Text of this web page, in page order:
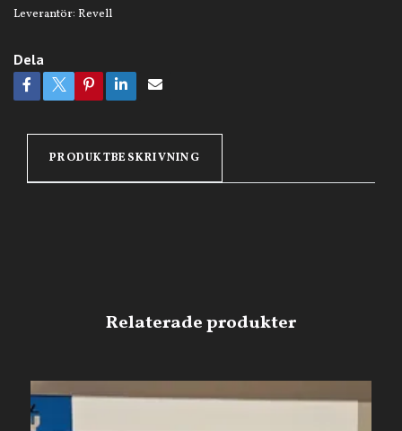
Leverantör: Revell
Dela
PRODUKTBESKRIVNING